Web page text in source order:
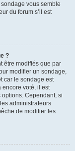
vous semble
du forum s’il est
?
être modifiés que par
modifier un sondage,
car le sondage est
encore voté, il est
Cependant, si
administrateurs
de modifier les